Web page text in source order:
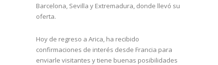
Barcelona, Sevilla y Extremadura, donde llevó su
oferta.
Hoy de regreso a Arica, ha recibido
confirmaciones de interés desde Francia para
enviarle visitantes y tiene buenas posibilidades